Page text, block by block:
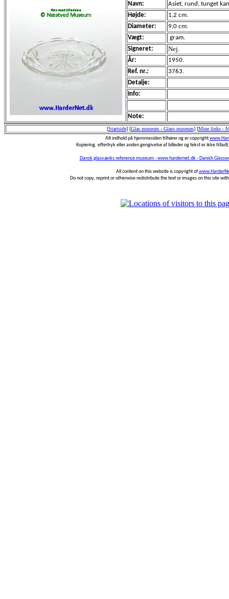
Navn:
Asiet, rund, tunget
Højde:
1,2 cm.
Diameter:
9,0 cm.
Vægt:
gram.
Signeret:
Nej.
År:
1950.
Ref. nr.:
3763.
Detalje:
Info:
Note:
[Startside] [Glas museum - Glass museum] [Mine links -
Alt indhold på hjemmesiden tilhører og er copyright
Kopiering, eftertryk eller anden gengivelse af billeder og tekst er ikke
Dansk glasværks reference museum - www.hardernet.dk - Danish
All content on this website is copyright of
Do not copy, reprint or otherwise redistribute the text or images on this site